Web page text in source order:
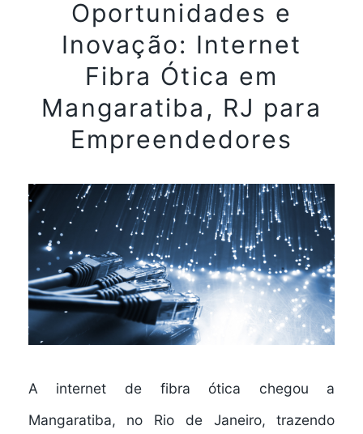
Oportunidades e
Inovação: Internet
Fibra Ótica em
Mangaratiba, RJ para
Empreendedores
A internet de fibra ótica chegou a
Mangaratiba, no Rio de Janeiro, trazendo